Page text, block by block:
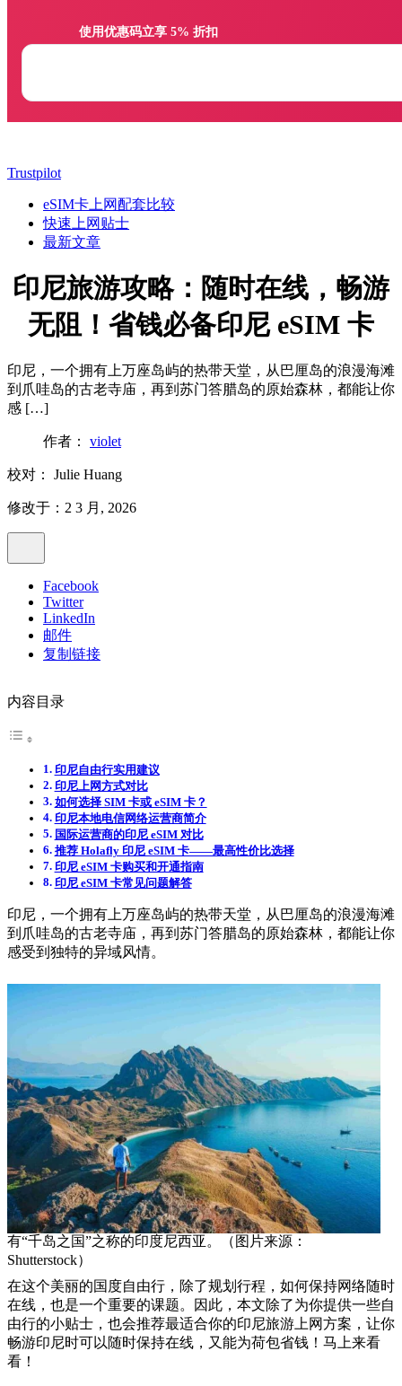
Trustpilot
eSIM卡上网配套比较
快速上网贴士
最新文章
印尼旅游攻略：随时在线，畅游
无阻！省钱必备印尼 eSIM 卡
印尼，一个拥有上万座岛屿的热带天堂，从巴厘岛的浪漫海滩
到爪哇岛的古老寺庙，再到苏门答腊岛的原始森林，都能让你
感 […]
作者： violet
校对： Julie Huang
修改于：2 3 月, 2026
Facebook
Twitter
LinkedIn
邮件
复制链接
内容目录
印尼自由行实用建议
印尼上网方式对比
如何选择 SIM 卡或 eSIM 卡？
印尼本地电信网络运营商简介
国际运营商的印尼 eSIM 对比
推荐 Holafly 印尼 eSIM 卡——最高性价比选择
印尼 eSIM 卡购买和开通指南
印尼 eSIM 卡常见问题解答
印尼，一个拥有上万座岛屿的热带天堂，从巴厘岛的浪漫海滩
到爪哇岛的古老寺庙，再到苏门答腊岛的原始森林，都能让你
感受到独特的异域风情。
有“千岛之国”之称的印度尼西亚。（图片来源：
Shutterstock）
在这个美丽的国度自由行，除了规划行程，如何保持网络随时
在线，也是一个重要的课题。因此，本文除了为你提供一些自
由行的小贴士，也会推荐最适合你的印尼旅游上网方案，让你
畅游印尼时可以随时保持在线，又能为荷包省钱！马上来看
看！